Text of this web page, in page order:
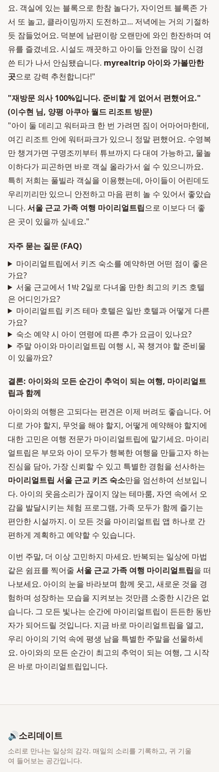
요. 객실에 있는 블록으로 한참 놀다가, 자이언트 블록존 가
서 또 놀고, 클라이밍까지 도전하고... 저녁에는 거의 기절하
듯 잠들었어요. 덕분에 남편이랑 오랜만에 와인 한잔하며 여
유를 즐겼네요. 시설도 깨끗하고 아이들 안전을 많이 신경
쓴 티가 나서 안심됐습니다. myrealtrip 아이와 가볼만한
곳으로 강력 추천합니다!"
"재방문 의사 100%입니다. 준비할 게 없어서 편했어요."
(이수현 님, 양평 아쿠아 월드 리조트 방문)
"아이 둘 데리고 워터파크 한 번 가려면 짐이 어마어마한데,
여긴 리조트 안에 워터파크가 있으니 정말 편했어요. 수영복
만 챙겨가면 구명조끼부터 튜브까지 다 대여 가능하고, 물놀
이하다가 피곤하면 바로 객실 올라가서 쉴 수 있으니까요.
특히 저희는 풀빌라 객실을 이용했는데, 아이들이 어린데도
우리끼리만 있으니 안전하고 마음 편히 놀 수 있어서 좋았습
니다. 서울 근교 가족 여행 마이리얼트립으로 이보다 더 좋
은 곳이 있을까 싶네요."
자주 묻는 질문 (FAQ)
마이리얼트립에서 키즈 숙소를 예약하면 어떤 점이 좋은
가요?
서울 근교에서 1박 2일로 다녀올 만한 최고의 키즈 호텔
은 어디인가요?
마이리얼트립 키즈 테마 호텔은 일반 호텔과 어떻게 다른
가요?
숙소 예약 시 아이 연령에 따른 추가 요금이 있나요?
주말 아이와 마이리얼트립 여행 시, 꼭 챙겨야 할 준비물
이 있을까요?
결론: 아이와의 모든 순간이 추억이 되는 여행, 마이리얼트
립과 함께
아이와의 여행은 고되다는 편견은 이제 버려도 좋습니다. 어
디로 가야 할지, 무엇을 해야 할지, 어떻게 예약해야 할지에
대한 고민은 여행 전문가 마이리얼트립에 맡기세요. 마이리
얼트립은 부모와 아이 모두가 행복한 여행을 만들고자 하는
진심을 담아, 가장 신뢰할 수 있고 특별한 경험을 선사하는
마이리얼트립 서울 근교 키즈 숙소만을 엄선하여 선보입니
다. 아이의 웃음소리가 끊이지 않는 테마룸, 자연 속에서 오
감을 발달시키는 체험 프로그램, 가족 모두가 함께 즐기는
편안한 시설까지. 이 모든 것을 마이리얼트립 앱 하나로 간
편하게 계획하고 예약할 수 있습니다.
이번 주말, 더 이상 고민하지 마세요. 반복되는 일상에 마법
같은 쉼표를 찍어줄 서울 근교 가족 여행 마이리얼트립을 떠
나보세요. 아이의 눈을 바라보며 함께 웃고, 새로운 것을 경
험하며 성장하는 모습을 지켜보는 것만큼 소중한 시간은 없
습니다. 그 모든 빛나는 순간에 마이리얼트립이 든든한 동반
자가 되어드릴 것입니다. 지금 바로 마이리얼트립을 열고,
우리 아이의 기억 속에 평생 남을 특별한 주말을 선물하세
요. 아이와의 모든 순간이 최고의 추억이 되는 여행, 그 시작
은 바로 마이리얼트립입니다.
🔊소리데이트
소리로 만나는 일상의 감각. 매일의 소리를 기록하고, 귀 기울
여 들어보는 공간입니다.